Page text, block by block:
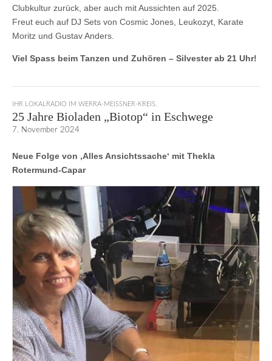
Clubkultur zurück, aber auch mit Aussichten auf 2025.
Freut euch auf DJ Sets von Cosmic Jones, Leukozyt, Karate
Moritz und Gustav Anders.
Viel Spass beim Tanzen und Zuhören – Silvester ab 21 Uhr!
IHR LOKALRADIO IM WERRA-MEISSNER-KREIS.
25 Jahre Bioladen „Biotop“ in Eschwege
7. November 2024
Neue Folge von ‚Alles Ansichtssache‘ mit Thekla
Rotermund-Capar